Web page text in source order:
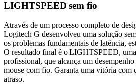
LIGHTSPEED sem fio
Através de um processo completo de
Logitech G desenvolveu uma solução
os problemas fundamentais de latência,
O resultado final é o LIGHTSPEED,
profissional, que alcança um
mouse com fio. Garanta uma vitória com
atraso.